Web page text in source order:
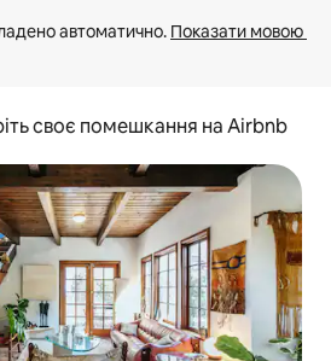
автоматично. Показати мовою
своє помешкання на Airbnb